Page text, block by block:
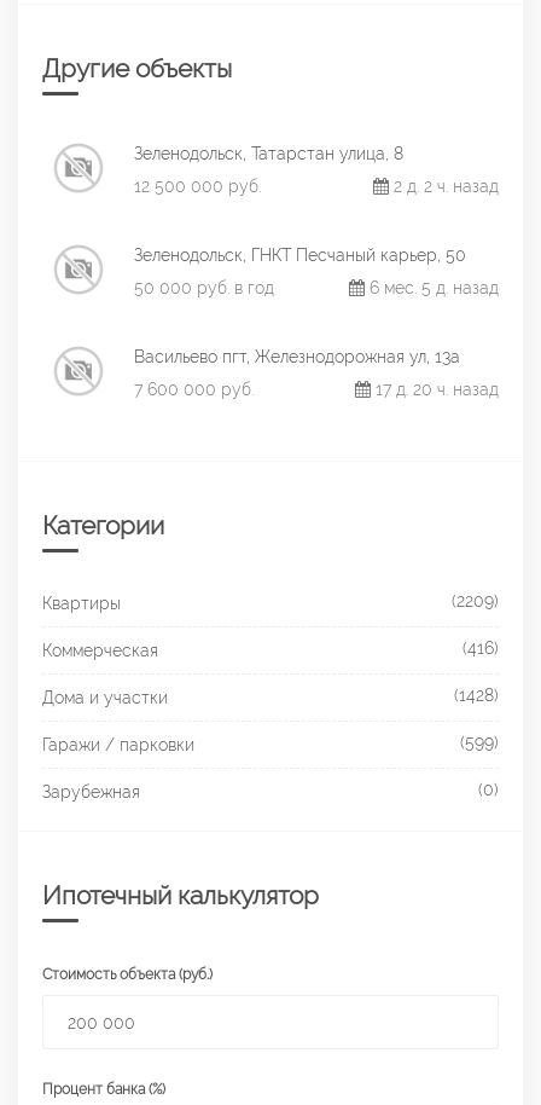
Другие объекты
Зеленодольск, Татарстан улица, 8
12 500 000 руб.
2 д. 2 ч. назад
Зеленодольск, ГНКТ Песчаный карьер, 50
50 000 руб. в год
6 мес. 5 д. назад
Васильево пгт, Железнодорожная ул, 13а
7 600 000 руб.
17 д. 20 ч. назад
Категории
Квартиры (2209)
Коммерческая (416)
Дома и участки (1428)
Гаражи / парковки (599)
Зарубежная (0)
Ипотечный калькулятор
Стоимость объекта (руб.)
Процент банка (%)